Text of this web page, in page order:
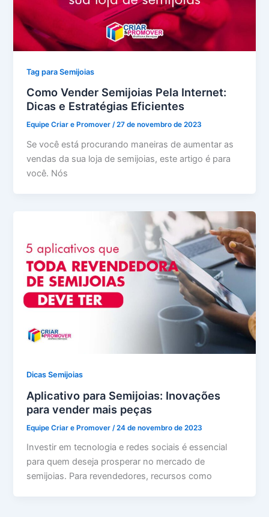
Tag para Semijoias
Como Vender Semijoias Pela Internet:
Dicas e Estratégias Eficientes
Equipe Criar e Promover/27 de novembro de 2023
Se você está procurando maneiras de aumentar as
vendas da sua loja de semijoias, este artigo é para
você. Nós
Dicas Semijoias
Aplicativo para Semijoias: Inovações
para vender mais peças
Equipe Criar e Promover /24 de novembro de 2023
Investir em tecnologia e redes sociais é essencial
para quem deseja prosperar no mercado de
semijoias. Para revendedores, recursos como